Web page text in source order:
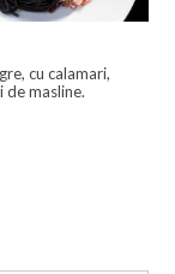
cu calamari,
de masline.